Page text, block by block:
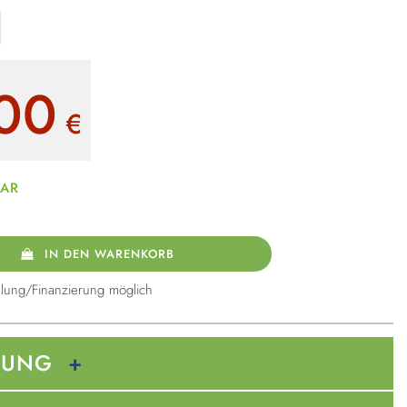
€
IN DEN WARENKORB
Finanzierung möglich